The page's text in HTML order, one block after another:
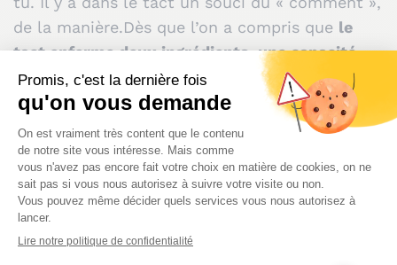
de la manière.Dès que l’on a compris que le
tact enferme deux ingrédients, une capacité
d’empathie et une aptitude à saisir rapidement
le sens d’une situation, alors on comprend de
manière immédiate pourquoi il
est une vertu de
première importance pour un professeur
introduit dans l’art d’enseigner l’idée de
l’appréciation juste et rapide, ce qu’Aristote
appelle le « coup d’œil ».
l’art de marier planification méthodique et